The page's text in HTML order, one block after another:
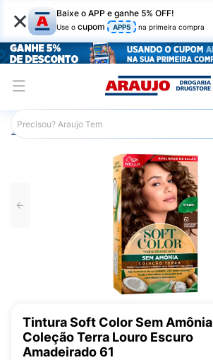
× Baixe o APP e ganhe 5% OFF!
Use o cupom APP5 na primeira compra
Araujo Cabelo
Tintura Soft Color Sem Amônia
Coleção Terra Louro Escuro
Amadeirado 61